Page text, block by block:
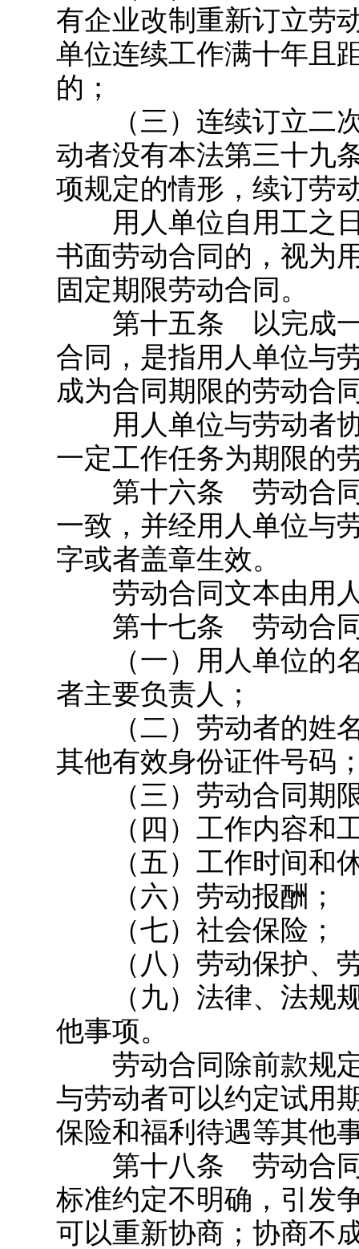
有企业改制重新订立劳
单位连续工作满十年且
的；
（三）连续订立二次
动者没有本法第三十九
项规定的情形，续订劳
用人单位自用工之日
书面劳动合同的，视为
固定期限劳动合同。
第十五条 以完成一
合同，是指用人单位与
成为合同期限的劳动合
用人单位与劳动者协
一定工作任务为期限的
第十六条 劳动合同
一致，并经用人单位与
字或者盖章生效。
劳动合同文本由用人
第十七条 劳动合同
（一）用人单位的名
者主要负责人；
（二）劳动者的姓名
其他有效身份证件号码
（三）劳动合同期
（四）工作内容和
（五）工作时间和
（六）劳动报酬；
（七）社会保险；
（八）劳动保护、劳
（九）法律、法规规
他事项。
劳动合同除前款规定
与劳动者可以约定试用
保险和福利待遇等其他
第十八条 劳动合同
标准约定不明确，引发
可以重新协商；协商不